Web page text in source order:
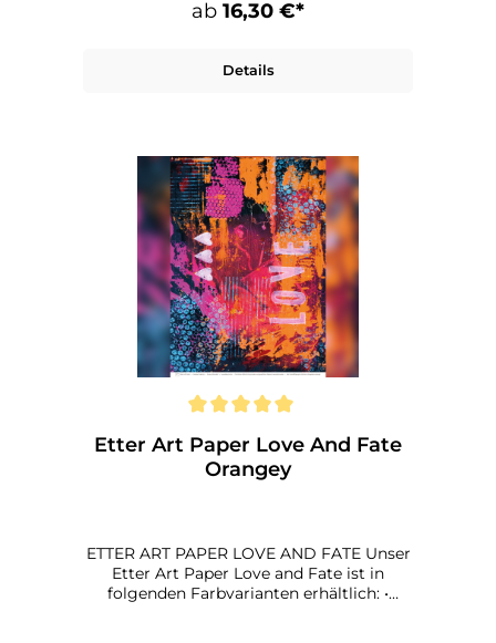
ab 16,30 €*
Details
Etter Art Paper Love And Fate
Orangey
ETTER ART PAPER LOVE AND FATE Unser
Etter Art Paper Love and Fate ist in
folgenden Farbvarianten erhältlich: •